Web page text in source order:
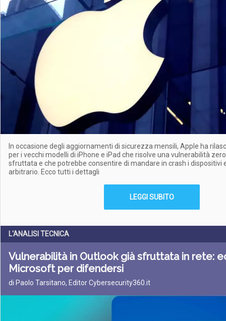
In occasione degli aggiornamenti di sicurezza mensili, Apple ha
per i vecchi modelli di iPhone e iPad che risolve una vulnerabilità
sfruttata e che potrebbe consentire di mandare in crash i dispositivi
arbitrario. Ecco tutti i dettagli
LEGGI SUBITO
L'ANALISI TECNICA
Vulnerabilità in Outlook già sfruttata in rete:
Microsoft per difendersi
di Paolo Tarsitano, Editor Cybersecurity360.it